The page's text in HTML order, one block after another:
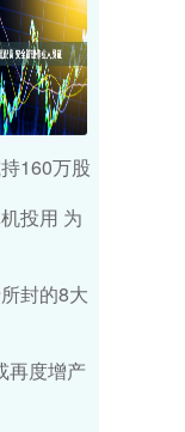
160万股
投用 为
封的8大
再度增产